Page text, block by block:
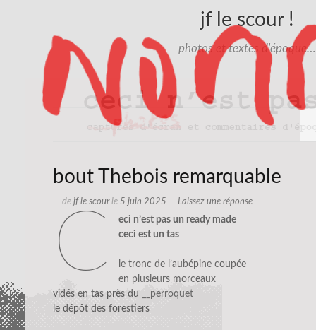
jf le scour !
photos et textes d'époque…
bout Thebois remarquable
— de jf le scourle 5 juin 2025 — Laissez une réponse
c
eci n’est pas un ready made
ceci est un tas
le tronc de l’aubépine coupée
en plusieurs morceaux
vidés en tas près du
__perroquet
le dépôt des forestiers